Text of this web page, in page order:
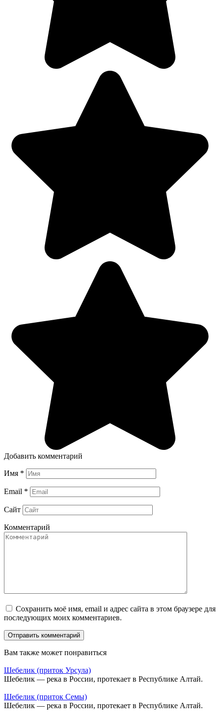
Добавить комментарий
Имя *
Email *
Сайт
Комментарий
Сохранить моё имя, email и адрес сайта в этом браузере для
последующих моих комментариев.
Вам также может понравиться
Шебелик (приток Урсула)
Шебелик — река в России, протекает в Республике Алтай.
Шебелик (приток Семы)
Шебелик — река в России, протекает в Республике Алтай.